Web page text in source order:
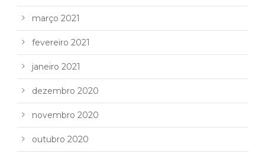
março 2021
fevereiro 2021
janeiro 2021
dezembro 2020
novembro 2020
outubro 2020